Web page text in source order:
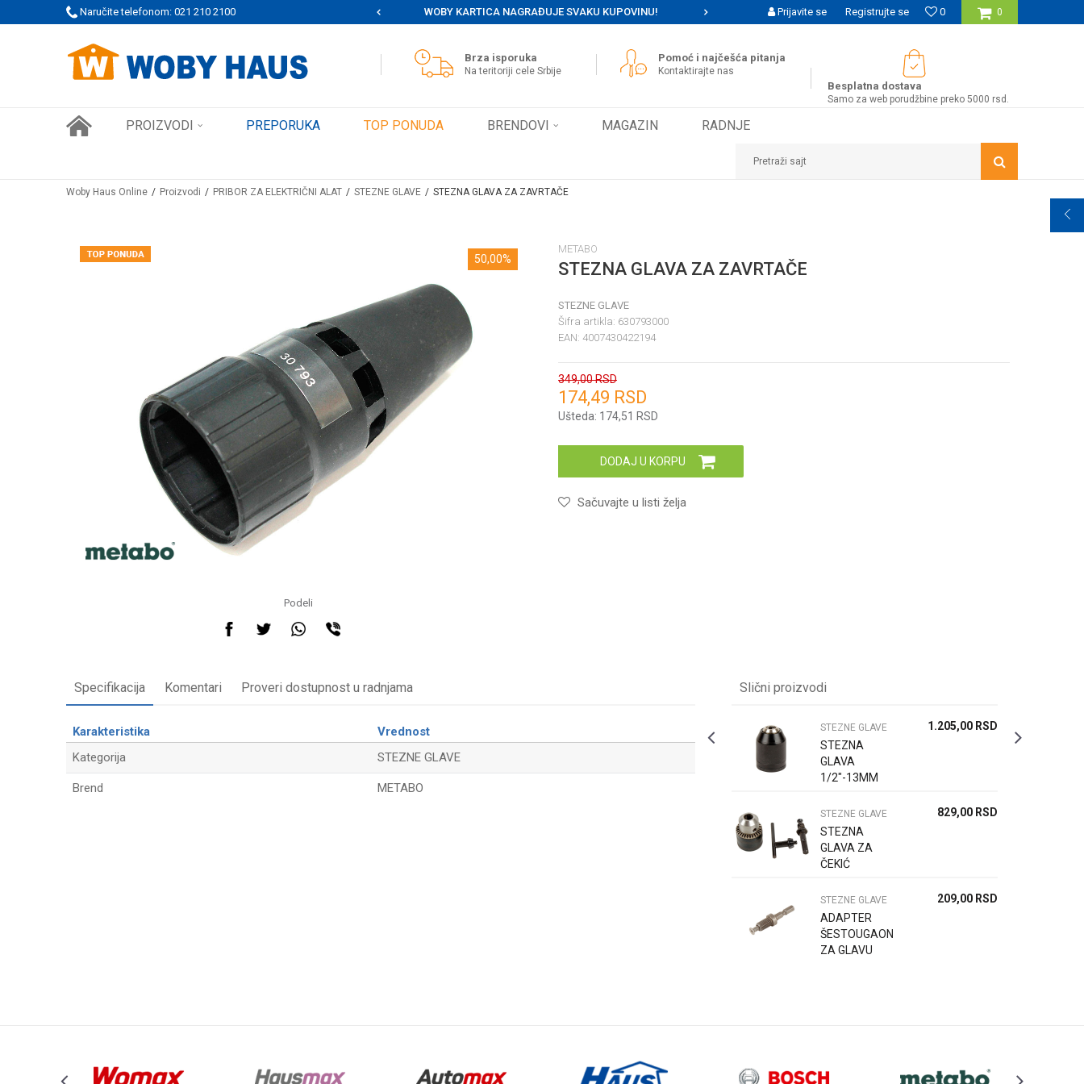
Naručite telefonom: 021 210 2100
PORUDŽBINE! SIGURNO PLAĆANJE PLATNIM KARTICAMA WOBY KARTICA NAGRAĐUJE SVAKU KUPOVINU! MOGUĆNOST BESPLATNE ISPORUKE ZA WEB PORUDŽBINE! 0
0
Prijavite se Registrujte se
Brza isporuka
Na teritoriji cele Srbije
Pomoć i najčešća pitanja
Kontaktirajte nas
Besplatna dostava
Samo za web porudžbine preko 5000 rsd.
PROIZVODI PREPORUKA TOP PONUDA BRENDOVI MAGAZIN RADNJE
Pretraži sajt
Woby Haus Online Proizvodi PRIBOR ZA ELEKTRIČNI ALAT STEZNE GLAVE STEZNA GLAVA ZA ZAVRTAČE
50,00%
Podeli
METABO
STEZNA GLAVA ZA ZAVRTAČE
STEZNE GLAVE
Šifra artikla: 630793000
EAN: 4007430422194
349,00RSD
174,49 RSD
Ušteda: 174,51 RSD
Unesi količinu
DODAJ U KORPU
Sačuvajte u listi želja
Specifikacija Komentari Proveri dostupnost u radnjama
Karakteristika
Vrednost
Kategorija
STEZNE GLAVE
Brend METABO
POŠALJI
Slični proizvodi
STEZNA
3/8"-10MM
STEZNE GLAVE
STEZNA
GLAVA
1/2"-13MM
1.205,00 RSD
STEZNE GLAVE
STEZNA
GLAVA ZA
ČEKIĆ
829,00 RSD
STEZNE GLAVE
ADAPTER
ŠESTOUGAONI
ZA GLAVU
209,00 RSD